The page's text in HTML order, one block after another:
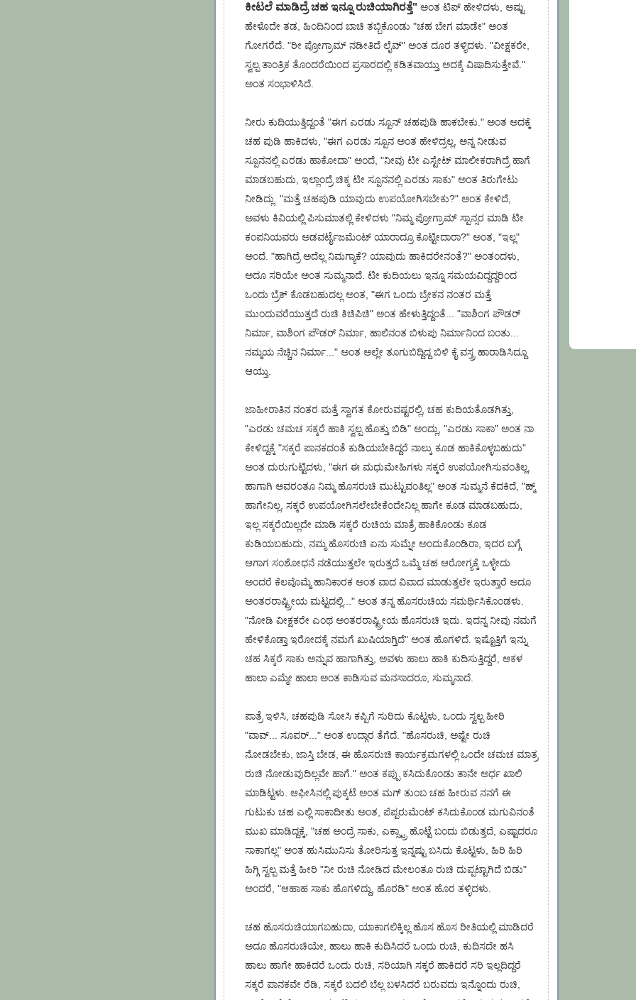
ಕೀಟಲೆ ಮಾಡಿದ್ರೆ ಚಹ ಇನ್ನೂ ರುಚಿಯಾಗಿರತ್ತೆ" ಅಂತ ಟಿಪ್ ಹೇಳಿದಳು, ಅಷ್ಟು
ಹೇಳೊದೇ ತಡ, ಹಿಂದಿನಿಂದ ಬಾಚಿ ತಬ್ಬಿಕೊಂಡು "ಚಹ ಬೇಗ ಮಾಡೇ" ಅಂತ
ಗೋಗರೆದೆ. "ರೀ ಪ್ರೋಗ್ರಾಮ್ ನಡೀತಿದೆ ಲೈವ್" ಅಂತ ದೂರ ತಳ್ಳಿದಳು. "ವೀಕ್ಷಕರೇ,
ಸ್ವಲ್ಪ ತಾಂತ್ರಿಕ ತೊಂದರೆಯಿಂದ ಪ್ರಸಾರದಲ್ಲಿ ಕಡಿತವಾಯ್ತು ಅದಕ್ಕೆ ವಿಷಾದಿಸುತ್ತೇವೆ."
ಅಂತ ಸಂಭಾಳಿಸಿದೆ.
ನೀರು ಕುದಿಯುತ್ತಿದ್ದಂತೆ "ಈಗ ಎರಡು ಸ್ಪೂನ್ ಚಹಪುಡಿ ಹಾಕಬೇಕು." ಅಂತ ಅದಕ್ಕೆ
ಚಹ ಪುಡಿ ಹಾಕಿದಳು, "ಈಗ ಎರಡು ಸ್ಪೂನ ಅಂತ ಹೇಳಿದ್ರಲ್ಲ, ಅನ್ನ ನೀಡುವ
ಸ್ಪೂನನಲ್ಲಿ ಎರಡು ಹಾಕೋದಾ" ಅಂದೆ, "ನೀವು ಟೀ ಎಸ್ಟೇಟ್ ಮಾಲೀಕರಾಗಿದ್ರೆ ಹಾಗೆ
ಮಾಡಬಹುದು, ಇಲ್ಲಾಂದ್ರೆ ಚಿಕ್ಕ ಟೀ ಸ್ಪೂನನಲ್ಲಿ ಎರಡು ಸಾಕು" ಅಂತ ತಿರುಗೇಟು
ನೀಡಿದ್ಲು. "ಮತ್ತೆ ಚಹಪುಡಿ ಯಾವುದು ಉಪಯೋಗಿಸಬೇಕು?" ಅಂತ ಕೇಳಿದೆ,
ಅವಳು ಕಿವಿಯಲ್ಲಿ ಪಿಸುಮಾತಲ್ಲಿ ಕೇಳಿದಳು "ನಿಮ್ಮ ಪ್ರೋಗ್ರಾಮ್ ಸ್ಪಾನ್ಸರ ಮಾಡಿ ಟೀ
ಕಂಪನಿಯವರು ಅಡವರ್ಟೈಜಮೆಂಟ್ ಯಾರಾದ್ರೂ ಕೊಟ್ಟೀದಾರಾ?" ಅಂತ, "ಇಲ್ಲ"
ಅಂದೆ. "ಹಾಗಿದ್ರೆ ಅದೆಲ್ಲ ನಿಮಗ್ಯಾಕೆ? ಯಾವುದು ಹಾಕಿದರೇನಂತೆ?" ಅಂತಂದಳು,
ಅದೂ ಸರಿಯೇ ಅಂತ ಸುಮ್ಮನಾದೆ. ಟೀ ಕುದಿಯಲು ಇನ್ನೂ ಸಮಯವಿದ್ದದ್ದರಿಂದ
ಒಂದು ಬ್ರೆಕ್ ಕೊಡಬಹುದಲ್ಲ ಅಂತ, "ಈಗ ಒಂದು ಬ್ರೇಕನ ನಂತರ ಮತ್ತೆ
ಮುಂದುವರೆಯುತ್ತದೆ ರುಚಿ ಕಿಚಿಪಿಚಿ" ಅಂತ ಹೇಳುತ್ತಿದ್ದಂತೆ... "ವಾಶಿಂಗ ಪೌಡರ್
ನಿರ್ಮಾ, ವಾಶಿಂಗ ಪೌಡರ್ ನಿರ್ಮಾ, ಹಾಲಿನಂತ ಬಿಳುಪು ನಿರ್ಮಾನಿಂದ ಬಂತು...
ನಮ್ಮಯ ನೆಚ್ಚಿನ ನಿರ್ಮಾ..." ಅಂತ ಅಲ್ಲೇ ತೂಗುಬಿದ್ದಿದ್ದ ಬಿಳಿ ಕೈ ವಸ್ತ್ರ ಹಾರಾಡಿಸಿದ್ದೂ
ಆಯ್ತು.
ಜಾಹೀರಾತಿನ ನಂತರ ಮತ್ತೆ ಸ್ವಾಗತ ಕೋರುವಷ್ಟರಲ್ಲಿ, ಚಹ ಕುದಿಯತೊಡಗಿತ್ತು,
"ಎರಡು ಚಮಚ ಸಕ್ಕರೆ ಹಾಕಿ ಸ್ವಲ್ಪ ಹೊತ್ತು ಬಿಡಿ" ಅಂದ್ಲು, "ಎರಡು ಸಾಕಾ" ಅಂತ ನಾ
ಕೇಳಿದ್ದಕ್ಕೆ "ಸಕ್ಕರೆ ಪಾನಕದಂತೆ ಕುಡಿಯಬೇಕಿದ್ದರೆ ನಾಲ್ಕು ಕೂಡ ಹಾಕಿಕೊಳ್ಳಬಹುದು"
ಅಂತ ದುರುಗುಟ್ಟಿದಳು, "ಈಗ ಈ ಮಧುಮೇಹಿಗಳು ಸಕ್ಕರೆ ಉಪಯೋಗಿಸುವಂತಿಲ್ಲ,
ಹಾಗಾಗಿ ಅವರಂತೂ ನಿಮ್ಮ ಹೊಸರುಚಿ ಮುಟ್ಟುವಂತಿಲ್ಲ" ಅಂತ ಸುಮ್ಮನೆ ಕೆದಕಿದೆ, "ಹ್ಮ್
ಹಾಗೇನಿಲ್ಲ, ಸಕ್ಕರೆ ಉಪಯೋಗಿಸಲೇಬೇಕೆಂದೇನಿಲ್ಲ ಹಾಗೇ ಕೂಡ ಮಾಡಬಹುದು,
ಇಲ್ಲ ಸಕ್ಕರೆಯಿಲ್ಲದೇ ಮಾಡಿ ಸಕ್ಕರೆ ರುಚಿಯ ಮಾತ್ರೆ ಹಾಕಿಕೊಂಡು ಕೂಡ
ಕುಡಿಯಬಹುದು, ನಮ್ಮ ಹೊಸರುಚಿ ಏನು ಸುಮ್ನೇ ಅಂದುಕೊಂಡಿರಾ, ಇದರ ಬಗ್ಗೆ
ಆಗಾಗ ಸಂಶೋಧನೆ ನಡೆಯುತ್ತಲೇ ಇರುತ್ತದೆ ಒಮ್ಮೆ ಚಹ ಆರೋಗ್ಯಕ್ಕೆ ಒಳ್ಳೇದು
ಅಂದರೆ ಕೆಲವೊಮ್ಮೆ ಹಾನಿಕಾರಕ ಅಂತ ವಾದ ವಿವಾದ ಮಾಡುತ್ತಲೇ ಇರುತ್ತಾರೆ ಅದೂ
ಅಂತರರಾಷ್ಟ್ರೀಯ ಮಟ್ಟದಲ್ಲಿ..." ಅಂತ ತನ್ನ ಹೊಸರುಚಿಯ ಸಮರ್ಥಿಸಿಕೊಂಡಳು.
"ನೋಡಿ ವೀಕ್ಷಕರೇ ಎಂಥ ಅಂತರರಾಷ್ಟ್ರೀಯ ಹೊಸರುಚಿ ಇದು. ಇದನ್ನ ನೀವು ನಮಗೆ
ಹೇಳಿಕೊಡ್ತಾ ಇರೋದಕ್ಕೆ ನಮಗೆ ಖುಷಿಯಾಗ್ತಿದೆ" ಅಂತ ಹೊಗಳಿದೆ. ಇಷ್ಟೊತ್ತಿಗೆ ಇನ್ನು
ಚಹ ಸಿಕ್ಕರೆ ಸಾಕು ಅನ್ನುವ ಹಾಗಾಗಿತ್ತು, ಅವಳು ಹಾಲು ಹಾಕಿ ಕುದಿಸುತ್ತಿದ್ದರೆ, ಆಕಳ
ಹಾಲಾ ಎಮ್ಮೇ ಹಾಲಾ ಅಂತ ಕಾಡಿಸುವ ಮನಸಾದರೂ, ಸುಮ್ಮನಾದೆ.
ಪಾತ್ರೆ ಇಳಿಸಿ, ಚಹಪುಡಿ ಸೋಸಿ ಕಪ್ಪಿಗೆ ಸುರಿದು ಕೊಟ್ಟಳು, ಒಂದು ಸ್ವಲ್ಪ ಹೀರಿ
"ವಾವ್... ಸೂಪರ್..." ಅಂತ ಉದ್ಗಾರ ತೆಗೆದೆ. "ಹೊಸರುಚಿ, ಅಷ್ಟೇ ರುಚಿ
ನೋಡಬೇಕು, ಜಾಸ್ತಿ ಬೇಡ, ಈ ಹೊಸರುಚಿ ಕಾರ್ಯಕ್ರಮಗಳಲ್ಲಿ ಒಂದೇ ಚಮಚ ಮಾತ್ರ
ರುಚಿ ನೋಡುವುದಿಲ್ಲವೇ ಹಾಗೆ." ಅಂತ ಕಪ್ಪು ಕಸಿದುಕೊಂಡು ತಾನೇ ಅರ್ಧ ಖಾಲಿ
ಮಾಡಿಟ್ಟಳು. ಆಫೀಸಿನಲ್ಲಿ ಪುಕ್ಕಟೆ ಅಂತ ಮಗ್ ತುಂಬ ಚಹ ಹೀರುವ ನನಗೆ ಈ
ಗುಟುಕು ಚಹ ಎಲ್ಲಿ ಸಾಕಾದೀತು ಅಂತ, ಪೆಪ್ಪರುಮೆಂಟ್ ಕಸಿದುಕೊಂಡ ಮಗುವಿನಂತೆ
ಮುಖ ಮಾಡಿದ್ದಕ್ಕೆ, "ಚಹ ಅಂದ್ರೆ ಸಾಕು, ಎಕ್ಸ್ಟ್ರಾ ಹೊಟ್ಟೆ ಬಂದು ಬಿಡುತ್ತದೆ, ಎಷ್ಟಾದರೂ
ಸಾಕಾಗಲ್ಲ" ಅಂತ ಹುಸಿಮುನಿಸು ತೋರಿಸುತ್ತ ಇನ್ನಷ್ಟು ಬಸಿದು ಕೊಟ್ಟಳು, ಹಿರಿ ಹಿರಿ
ಹಿಗ್ಗಿ ಸ್ವಲ್ಪ ಮತ್ತೆ ಹೀರಿ "ನೀ ರುಚಿ ನೋಡಿದ ಮೇಲಂತೂ ರುಚಿ ದುಪ್ಪಟ್ಟಾಗಿದೆ ಬಿಡು"
ಅಂದರೆ, "ಆಹಾಹ ಸಾಕು ಹೊಗಳಿದ್ದು, ಹೊರಡಿ" ಅಂತ ಹೊರ ತಳ್ಳಿದಳು.
ಚಹ ಹೊಸರುಚಿಯಾಗಬಹುದಾ, ಯಾಕಾಗಲಿಕ್ಕಿಲ್ಲ ಹೊಸ ಹೊಸ ರೀತಿಯಲ್ಲಿ ಮಾಡಿದರೆ
ಅದೂ ಹೊಸರುಚಿಯೇ, ಹಾಲು ಹಾಕಿ ಕುದಿಸಿದರೆ ಒಂದು ರುಚಿ, ಕುದಿಸದೇ ಹಸಿ
ಹಾಲು ಹಾಗೇ ಹಾಕಿದರೆ ಒಂದು ರುಚಿ, ಸರಿಯಾಗಿ ಸಕ್ಕರೆ ಹಾಕಿದರೆ ಸರಿ ಇಲ್ಲದಿದ್ದರೆ
ಸಕ್ಕರೆ ಪಾನಕವೇ ರೆಡಿ, ಸಕ್ಕರೆ ಬದಲಿ ಬೆಲ್ಲ ಬಳಸಿದರೆ ಬರುವದು ಇನ್ನೊಂದು ರುಚಿ,